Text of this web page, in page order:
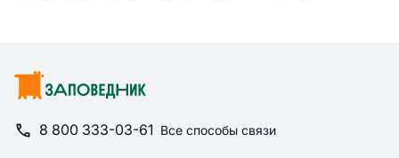
8 800 333-03-61 Все способы связи